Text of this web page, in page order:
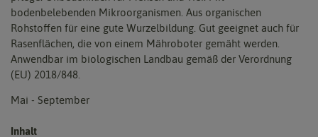
bodenbelebenden Mikroorganismen. Aus organischen
Rohstoffen für eine gute Wurzelbildung. Gut geeignet auch für
Rasenflächen, die von einem Mähroboter gemäht werden.
Anwendbar im biologischen Landbau gemäß der Verordnung
(EU) 2018/848.
Mai - September
Inhalt